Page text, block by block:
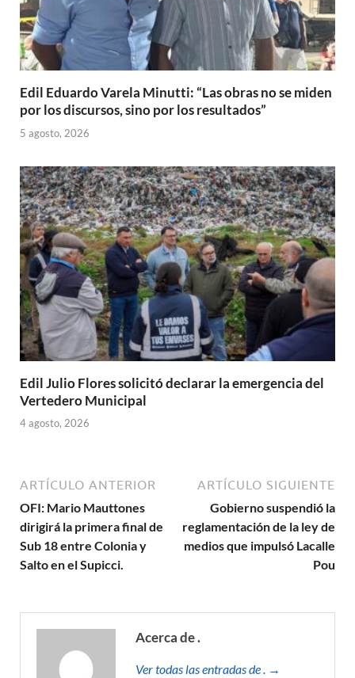
Edil Eduardo Varela Minutti: “Las obras no se miden
por los discursos, sino por los resultados”
5 agosto, 2026
Edil Julio Flores solicitó declarar la emergencia del
Vertedero Municipal
4 agosto, 2026
ARTÍCULO ANTERIOR
OFI: Mario Mauttones
dirigirá la primera final de
Sub 18 entre Colonia y
Salto en el Supicci.
ARTÍCULO SIGUIENTE
Gobierno suspendió la
reglamentación de la ley de
medios que impulsó Lacalle
Pou
Acerca de .
Ver todas las entradas de . →